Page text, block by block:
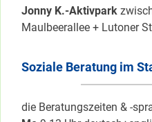
Jonny K.-Aktivpark
Maulbeerallee + Lutoner
Soziale Beratung im
die Beratungszeiten & -